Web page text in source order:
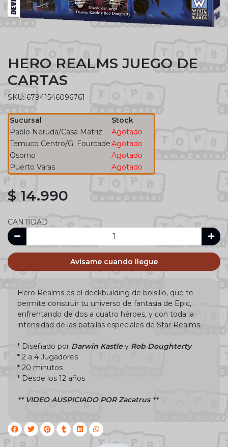
HERO REALMS JUEGO DE
CARTAS
SKU: 67941546096761
Sucursal
Stock
Pablo Neruda/Casa Matriz
Agotado
Temuco Centro/G. FourcadeAgotado
Osorno
Agotado
Puerto Varas
Agotado
$ 14.990
CANTIDAD
Avísame cuando llegue
Hero Realms es el deckbuilding de bolsillo, que te
permite construir tu universo de fantasía de Epic,
enfrentando de dos a cuatro héroes, y con toda la
intensidad de las batallas especiales de Star Realms.
* Diseñado por Darwin Kastley Rob Doughterty
* 2 a 4 Jugadores
* 20 minutos
* Desde los 12 años
** VIDEO AUSPICIADO POR Zacatrus **